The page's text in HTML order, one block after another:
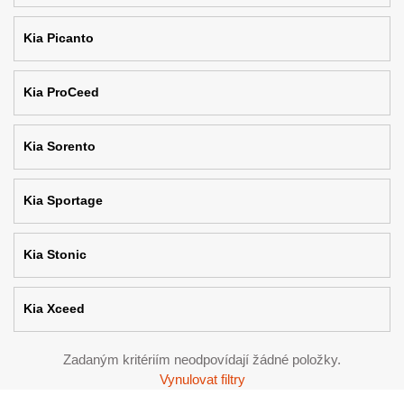
Kia Picanto
Kia ProCeed
Kia Sorento
Kia Sportage
Kia Stonic
Kia Xceed
Zadaným kritériím neodpovídají žádné položky.
Vynulovat filtry